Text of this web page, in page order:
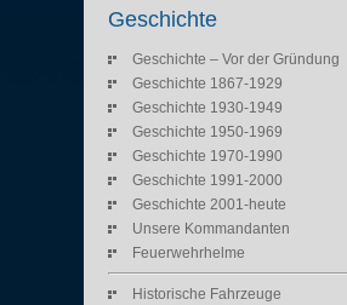
Geschichte
Geschichte – Vor der Gründung
Geschichte 1867-1929
Geschichte 1930-1949
Geschichte 1950-1969
Geschichte 1970-1990
Geschichte 1991-2000
Geschichte 2001-heute
Unsere Kommandanten
Feuerwehrhelme
Historische Fahrzeuge